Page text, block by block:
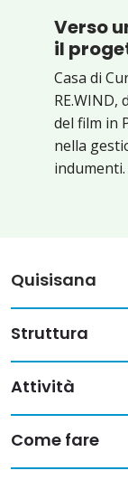
Verso
il
Casa di
del film in
nella
indumenti.
Quisisana
Struttura
Attività
Come fare